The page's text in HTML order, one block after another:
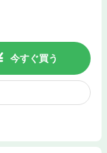
今すぐ買う